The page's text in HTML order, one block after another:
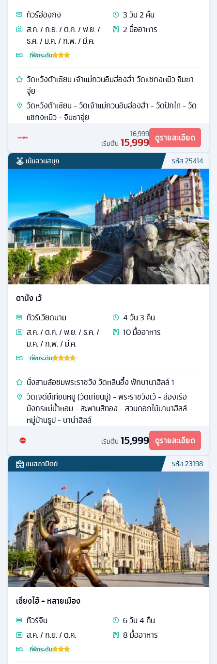
ทัวร์ฮ่องกง 3วัน2 คืน
ส.ค. / ก.ย. / ต.ค. / พ.ย. /
ธ.ค. / ม.ค. / ก.พ. / มี.ค.
2 มื้ออาหาร
ที่พักระดับ
วัดหวังต้าเซียน เจ้าแม่กวนอิมฮ่องฮำ วัดแชกงหมิว จิมซา
จุ่ย
วัดหวังต้าเซียน - วัดเจ้าแม่กวนอิมฮ่องฮำ - วัดปักไท - วัด
แชกงหมิว - จิมซาจุ่ย
16,999
เริ่มต้น 15,999 ดูรายละเอียด
เน้นสวนสนุก รหัส25414
ดานัง เว้
ทัวร์เวียดนาม 4วัน3 คืน
ส.ค. / ต.ค. / พ.ย. / ธ.ค. /
ม.ค. / ก.พ. / มี.ค.
10มื้ออาหาร
ที่พักระดับ
นั่งสามล้อชมพระราชวัง วัดหลินอึ๋ง พักบานาฮิลล์ 1
วัดเจดีย์เทียนหมู (วัดเทียนมู่) - พระราชวังเว้ - ล่องเรือ
มังกรแม่น้ำหอม - สะพานสีทอง - สวนดอกไม้บานาฮิลล์ -
หมู่บ้านธูป - บาน่าฮิลล์
เริ่มต้น 15,999 ดูรายละเอียด
ชมสถาปัตย์ รหัส23198
เซี่ยงไฮ้ + หลายเมือง
ทัวร์จีน 6วัน4 คืน
ส.ค. / ก.ย. / ต.ค.
8 มื้ออาหาร
ที่พักระดับ